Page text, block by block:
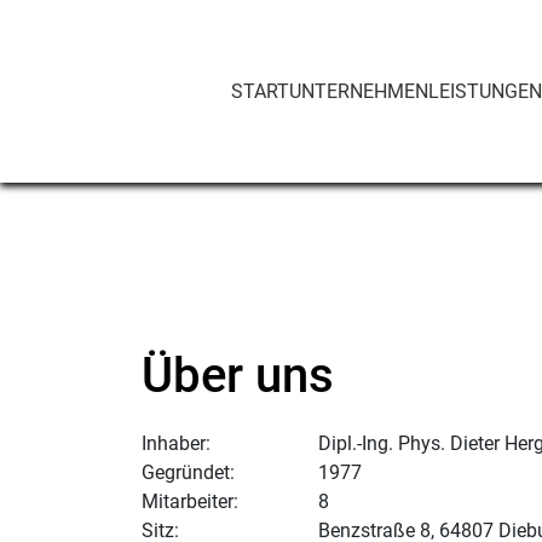
STARTUNTERNEHMENLEISTUNGEN
Über uns
Inhaber:
Dipl.-Ing. Phys. Dieter
Gegründet:
1977
Mitarbeiter:
8
Sitz:
Benzstraße 8, 64807